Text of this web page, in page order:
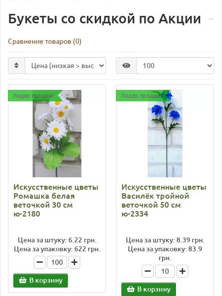
Букеты со скидкой по Акции
Сравнение товаров (0)
Лидер продаж!
Искусственные цветы
Ромашка белая
веточкой 30 см
ю-2180
Цена за штуку: 6.22 грн.
Цена за упаковку: 622 грн.
В корзину
Лидер продаж!
Искусственные цветы
Василёк тройной
веточкой 50 см
ю-2334
Цена за штуку: 8.39 грн.
Цена за упаковку: 83.9
грн.
В корзину